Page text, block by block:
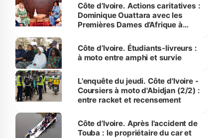
Côte d’Ivoire. Actions caritatives :
Dominique Ouattara avec les
Premières Dames d’Afrique à
Côte d’Ivoire. Étudiants-livreurs :
à moto entre amphi et survie
L'enquête du jeudi. Côte d'Ivoire -
Coursiers à moto d'Abidjan (2/2) :
entre racket et recensement
Côte d'Ivoire. Après l'accident de
Touba : le propriétaire du car et